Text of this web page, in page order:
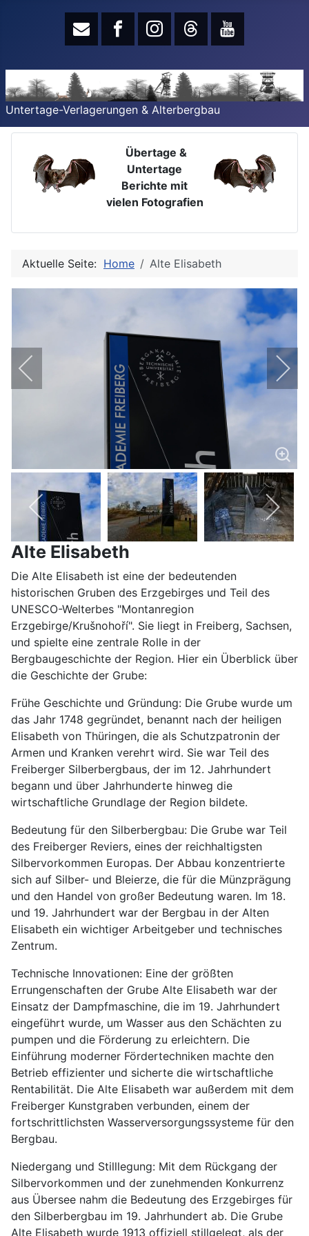
Untertage-Verlagerungen & Alterbergbau
Übertage &
Untertage
Berichte mit
vielen Fotografien
Aktuelle Seite: Home Alte Elisabeth
Alte Elisabeth
Die Alte Elisabeth ist eine der bedeutenden
historischen Gruben des Erzgebirges und Teil des
UNESCO-Welterbes "Montanregion
Erzgebirge/Krušnohoří". Sie liegt in Freiberg, Sachsen,
und spielte eine zentrale Rolle in der
Bergbaugeschichte der Region. Hier ein Überblick über
die Geschichte der Grube:
Frühe Geschichte und Gründung: Die Grube wurde um
das Jahr 1748 gegründet, benannt nach der heiligen
Elisabeth von Thüringen, die als Schutzpatronin der
Armen und Kranken verehrt wird. Sie war Teil des
Freiberger Silberbergbaus, der im 12. Jahrhundert
begann und über Jahrhunderte hinweg die
wirtschaftliche Grundlage der Region bildete.
Bedeutung für den Silberbergbau: Die Grube war Teil
des Freiberger Reviers, eines der reichhaltigsten
Silbervorkommen Europas. Der Abbau konzentrierte
sich auf Silber- und Bleierze, die für die Münzprägung
und den Handel von großer Bedeutung waren. Im 18.
und 19. Jahrhundert war der Bergbau in der Alten
Elisabeth ein wichtiger Arbeitgeber und technisches
Zentrum.
Technische Innovationen: Eine der größten
Errungenschaften der Grube Alte Elisabeth war der
Einsatz der Dampfmaschine, die im 19. Jahrhundert
eingeführt wurde, um Wasser aus den Schächten zu
pumpen und die Förderung zu erleichtern. Die
Einführung moderner Fördertechniken machte den
Betrieb effizienter und sicherte die wirtschaftliche
Rentabilität. Die Alte Elisabeth war außerdem mit dem
Freiberger Kunstgraben verbunden, einem der
fortschrittlichsten Wasserversorgungssysteme für den
Bergbau.
Niedergang und Stilllegung: Mit dem Rückgang der
Silbervorkommen und der zunehmenden Konkurrenz
aus Übersee nahm die Bedeutung des Erzgebirges für
den Silberbergbau im 19. Jahrhundert ab. Die Grube
Alte Elisabeth wurde 1913 offiziell stillgelegt, als der